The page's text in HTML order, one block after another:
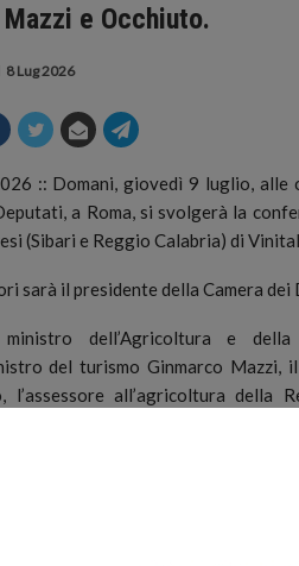
e Occhiuto.
8 Lug 2026
:: Domani, giovedì 9 luglio, alle
a Roma, si svolgerà la
(Sibari e Reggio Calabria) di
sarà il presidente della Camera dei
dell’Agricoltura e della
del turismo Ginmarco Mazzi,
l’assessore all’agricoltura della
Federico Bricolo, il deputato
il sindaco di Cassano allo Ionio,
Cannizzaro, e il direttore del